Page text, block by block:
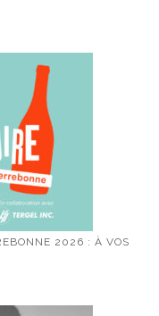
2026 : À VOS